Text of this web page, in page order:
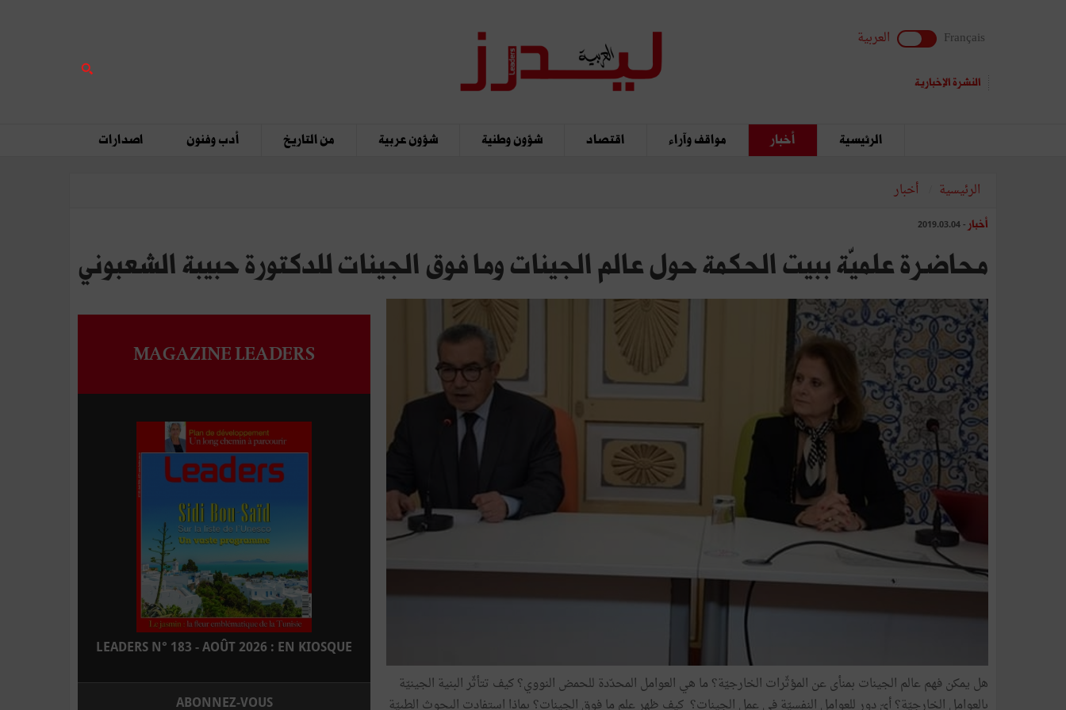
Français العربية
النشرة الإخبارية
الرئيسية أخبار مواقف وآراء اقتصاد شؤون وطنية شؤون عربية من التاريخ أدب وفنون اصدارات
الرئيسية أخبار
أخبار - 2019.03.04
محاضرة علميّة ببيت الحكمة حول عالم الجينات وما فوق الجينات للدكتورة حبيبة الشعبوني
هل يمكن فهم عالم الجينات بمنأى عن المؤثّرات الخارجيّة؟ ما هي العوامل المحدّدة للحمض النووي؟ كيف تتأثّر البنية الجينيّة
MAGAZINE LEADERS
LEADERS N° 183 - AOÛT 2026 : EN KIOSQUE
ABONNEZ-VOUS